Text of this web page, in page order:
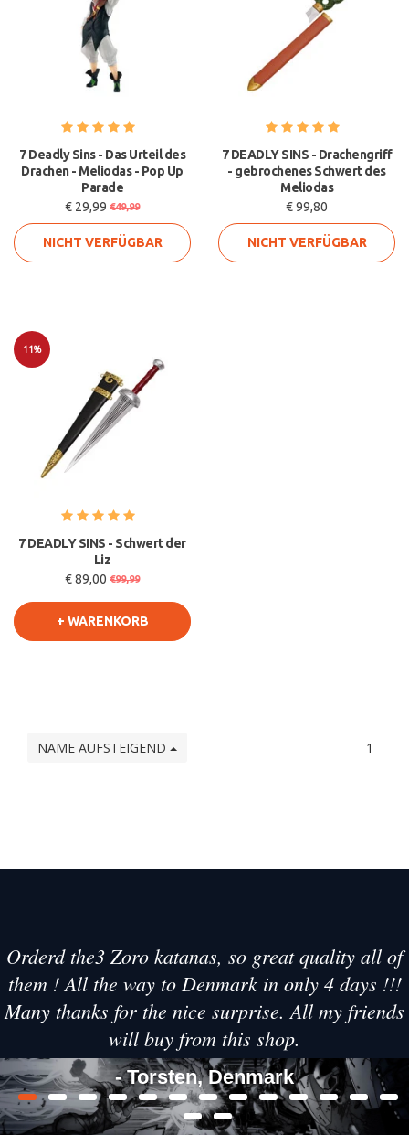
7 Deadly Sins - Das Urteil des
Drachen - Meliodas - Pop Up
Parade
€ 29,99 €49,99
NICHT VERFÜGBAR
7 DEADLY SINS - Drachengriff
- gebrochenes Schwert des
Meliodas
€ 99,80
NICHT VERFÜGBAR
11%
7 DEADLY SINS - Schwert der
Liz
€ 89,00 €99,99
+ WARENKORB
NAME AUFSTEIGEND 1
Orderd the3 Zoro katanas, so great quality all of
them ! All the way to Denmark in only 4 days !!!
Many thanks for the nice surprise. All my friends
will buy from this shop.
- Torsten, Denmark